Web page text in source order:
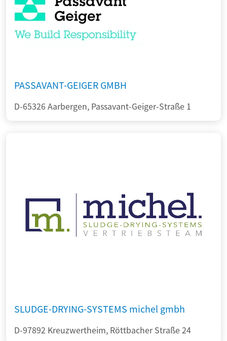
PASSAVANT-GEIGER GMBH
D-65326 Aarbergen, Passavant-Geiger-Straße 1
SLUDGE-DRYING-SYSTEMS michel gmbh
D-97892 Kreuzwertheim, Röttbacher Straße 24